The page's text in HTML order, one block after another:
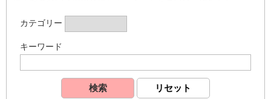
カテゴリー
キーワード